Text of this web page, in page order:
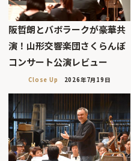
阪哲朗とバボラークが豪華共
演！山形交響楽団さくらんぼ
コンサート公演レビュー
Close Up 2026年7月19日